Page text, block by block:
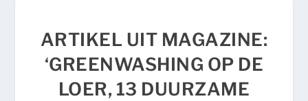
ARTIKEL UIT MAGAZINE:
‘GREENWASHING OP DE
LOER, 13 DUURZAME